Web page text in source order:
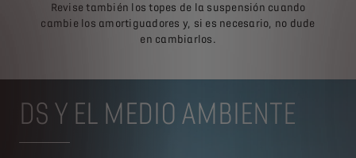
Revise también los topes de la suspensión cuando
cambie los amortiguadores y, si es necesario, no dude
en cambiarlos.
DS Y EL MEDIO AMBIENTE